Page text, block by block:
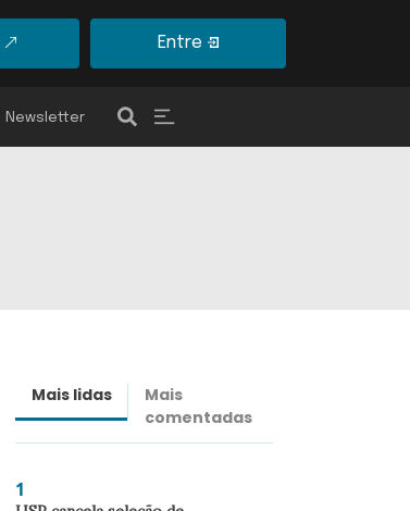
Entre
Newsletter
Mais lidas
Mais
comentadas
1